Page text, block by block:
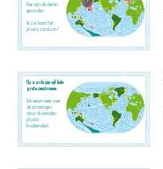
Hier zijn de dieren
gevonden.
Waar komt het
plastic vandaan?
Op aarde zijn vijf hele
grote zeestromen.
We weten meer over
de stromingen
door duizenden
plastic
badeendjes!